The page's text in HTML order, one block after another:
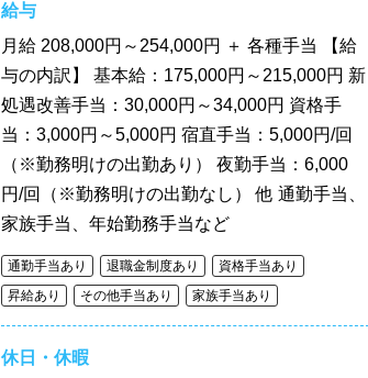
給与
月給 208,000円～254,000円 ＋ 各種手当 【給
与の内訳】 基本給：175,000円～215,000円 新
処遇改善手当：30,000円～34,000円 資格手
当：3,000円～5,000円 宿直手当：5,000円/回
（※勤務明けの出勤あり） 夜勤手当：6,000
円/回（※勤務明けの出勤なし） 他 通勤手当、
家族手当、年始勤務手当など
通勤手当あり 退職金制度あり
資格手当あり
昇給あり
その他手当あり 家族手当あり
休日・休暇